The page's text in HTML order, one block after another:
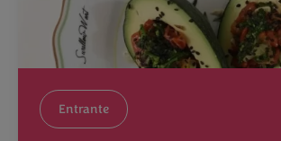
Entrante